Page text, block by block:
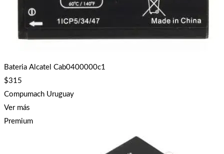
Bateria Alcatel Cab0400000c1
$315
Compumach Uruguay
Ver más
Premium